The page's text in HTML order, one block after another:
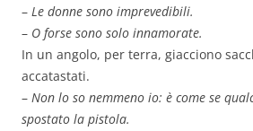
– Le donne sono imprevedibili.
– O forse sono solo innamorate.
In un angolo, per terra, giacciono
accatastati.
– Non lo so nemmeno io: è come se
spostato la pistola.